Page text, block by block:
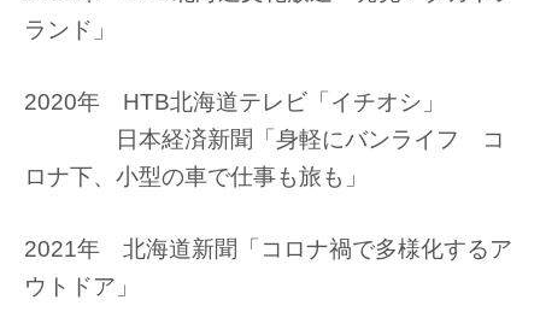
ランド」
2020年 HTB北海道テレビ「イチオシ」
日本経済新聞「身軽にバンライフ コ
ロナ下、小型の車で仕事も旅も」
2021年 北海道新聞「コロナ禍で多様化するア
ウトドア」